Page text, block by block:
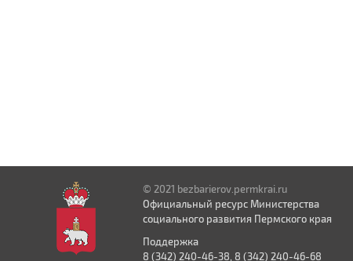
© 2021 bezbarierov.permkrai.ru
Официальный ресурс Министерства
социального развития Пермского края
Поддержка
8 (342) 240-46-38, 8 (342) 240-46-68